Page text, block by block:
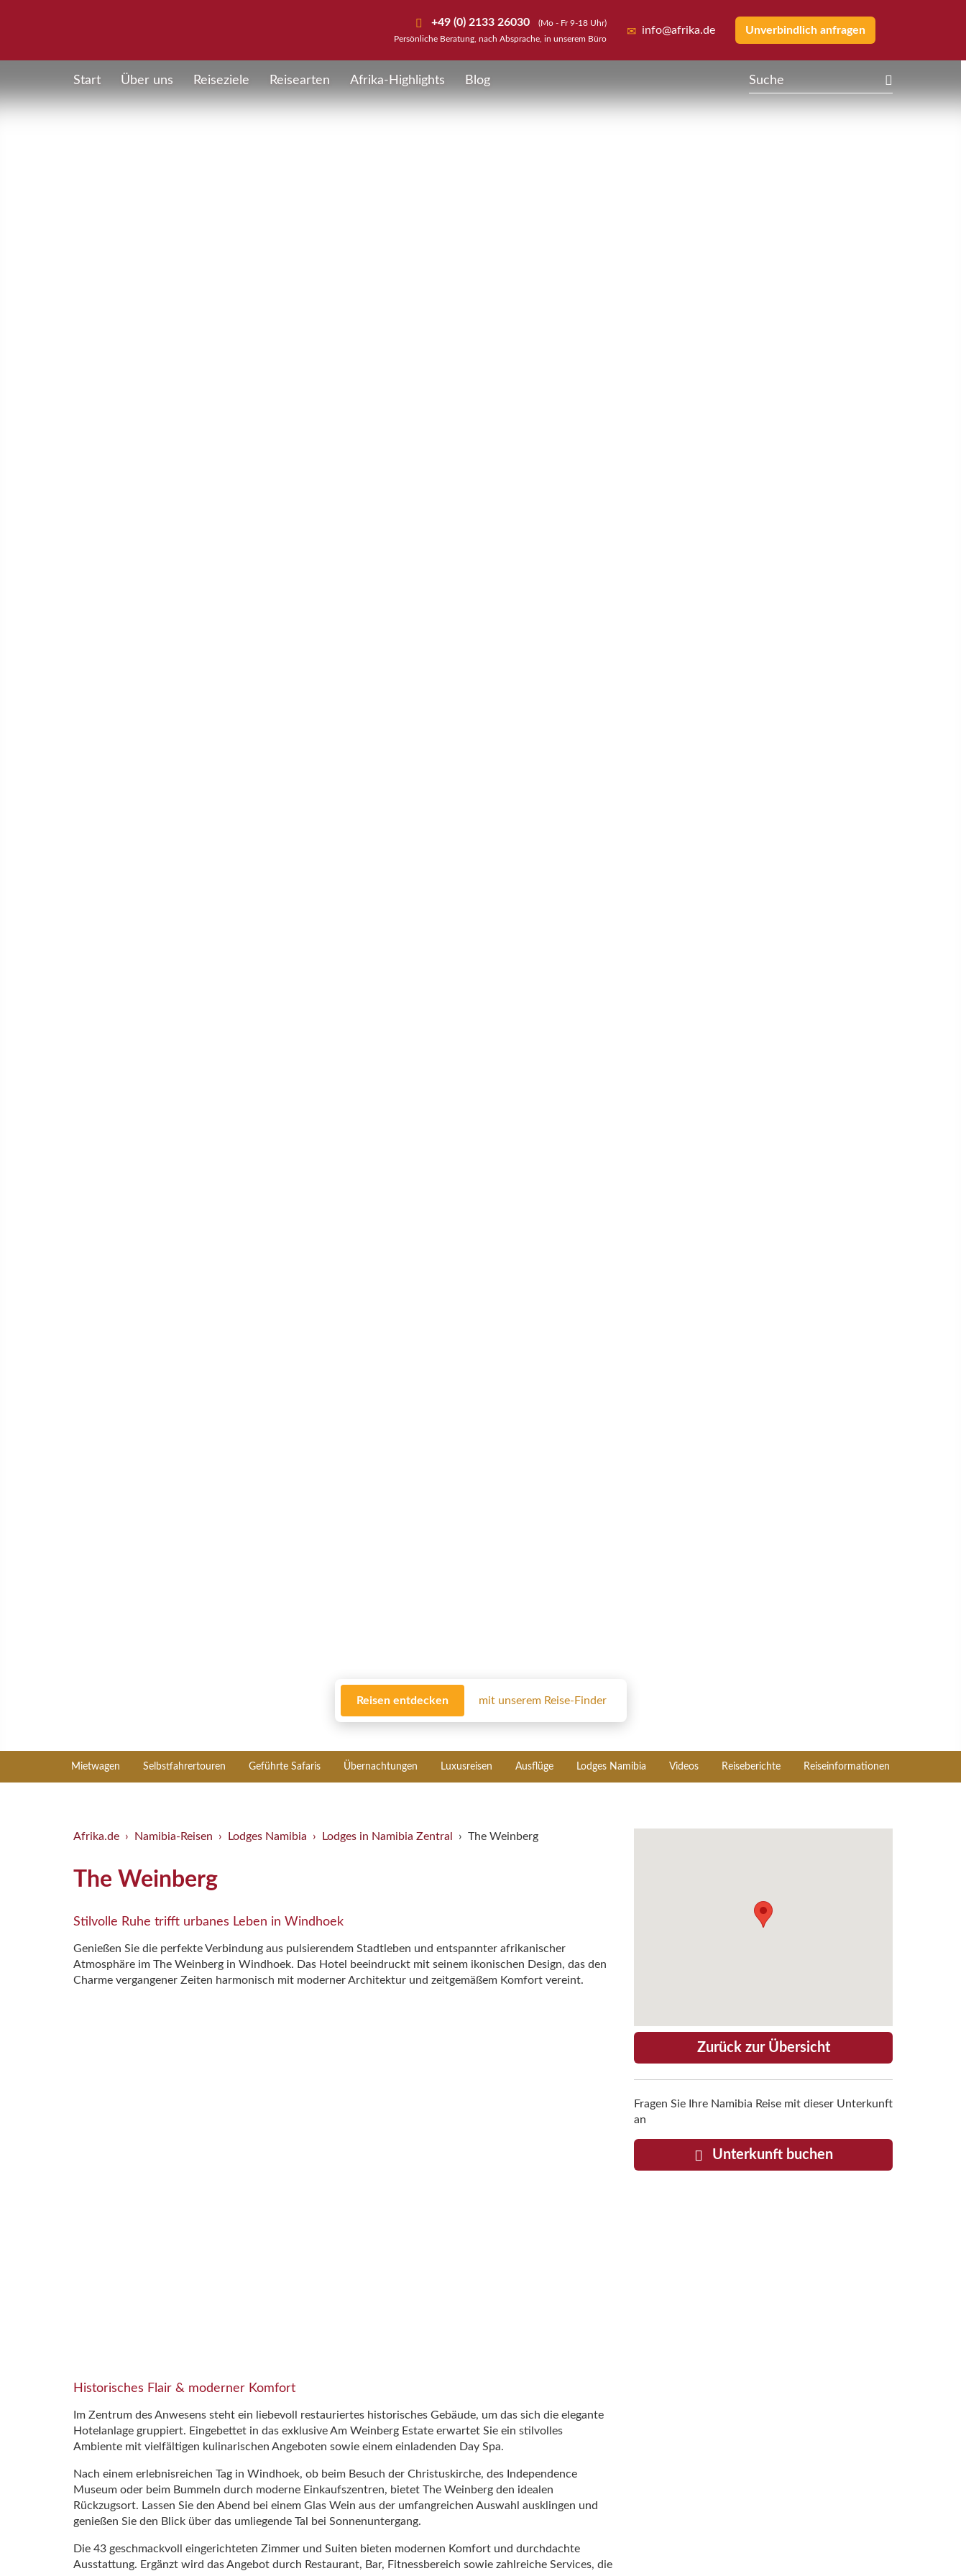
+49 (0) 2133 26030
(Mo - Fr 9-18 Uhr)
Persönliche Beratung, nach Absprache, in unserem Büro
info@afrika.de Unverbindlich anfragen
Start Über uns Reiseziele Reisearten Afrika-Highlights Blog
Mietwagen Selbstfahrertouren Geführte Safaris Übernachtungen Luxusreisen Ausflüge Lodges Namibia Videos Reiseberichte Reiseinformationen
Reisen entdecken mit unserem Reise-Finder
Afrika.de Namibia-Reisen Lodges Namibia Lodges in Namibia Zentral The Weinberg
The Weinberg
Stilvolle Ruhe trifft urbanes Leben in Windhoek
Genießen Sie die perfekte Verbindung aus pulsierendem Stadtleben und entspannter afrikanischer
Atmosphäre im The Weinberg in Windhoek. Das Hotel beeindruckt mit seinem ikonischen Design, das den
Charme vergangener Zeiten harmonisch mit moderner Architektur und zeitgemäßem Komfort vereint.
Historisches Flair & moderner Komfort
Im Zentrum des Anwesens steht ein liebevoll restauriertes historisches Gebäude, um das sich die elegante
Hotelanlage gruppiert. Eingebettet in das exklusive Am Weinberg Estate erwartet Sie ein stilvolles
Ambiente mit vielfältigen kulinarischen Angeboten sowie einem einladenden Day Spa.
Nach einem erlebnisreichen Tag in Windhoek, ob beim Besuch der Christuskirche, des Independence
Museum oder beim Bummeln durch moderne Einkaufszentren, bietet The Weinberg den idealen
Rückzugsort. Lassen Sie den Abend bei einem Glas Wein aus der umfangreichen Auswahl ausklingen und
genießen Sie den Blick über das umliegende Tal bei Sonnenuntergang.
Die 43 geschmackvoll eingerichteten Zimmer und Suiten bieten modernen Komfort und durchdachte
Ausstattung. Ergänzt wird das Angebot durch Restaurant, Bar, Fitnessbereich sowie zahlreiche Services, die
Zurück zur Übersicht
Fragen Sie Ihre Namibia Reise mit dieser Unterkunft
an
Unterkunft buchen